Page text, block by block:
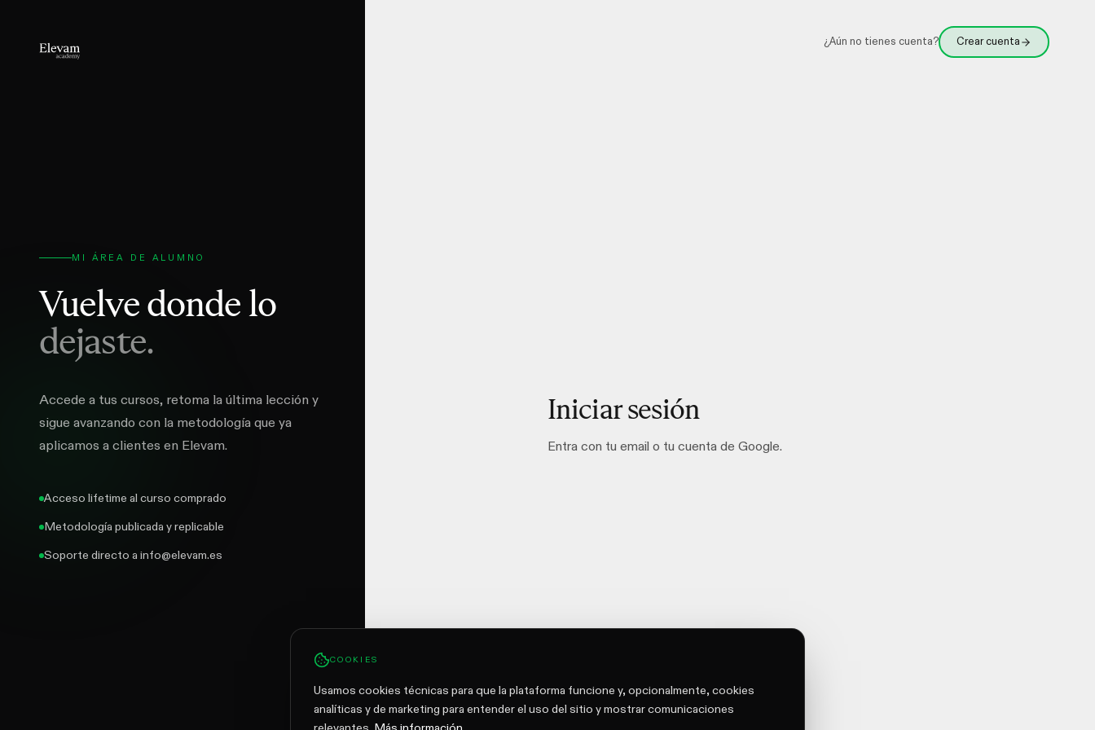
MI ÁREA DE ALUMNO
Vuelve donde lo
dejaste.
Accede a tus cursos, retoma la última lección y
sigue avanzando con la metodología que ya
aplicamos a clientes en Elevam.
Acceso lifetime al curso comprado
Metodología publicada y replicable
Soporte directo a info@elevam.es
¿Aún no tienes cuenta? Crear cuenta
Iniciar sesión
Entra con tu email o tu cuenta de Google.
COOKIES
Usamos cookies técnicas para que la plataforma funcione y, opcionalmente, cookies
analíticas y de marketing para entender el uso del sitio y mostrar comunicaciones